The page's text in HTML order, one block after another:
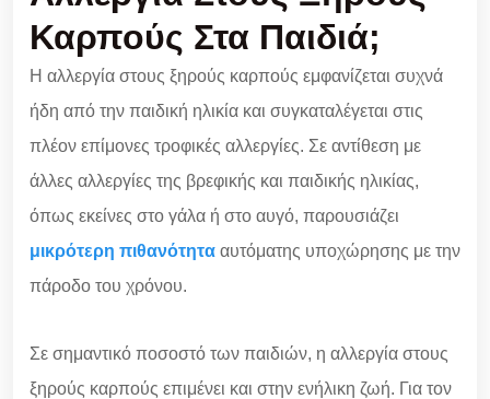
Καρπούς Στα Παιδιά;
Η αλλεργία στους ξηρούς καρπούς εμφανίζεται συχνά
ήδη από την παιδική ηλικία και συγκαταλέγεται στις
πλέον επίμονες τροφικές αλλεργίες. Σε αντίθεση με
άλλες αλλεργίες της βρεφικής και παιδικής ηλικίας,
όπως εκείνες στο γάλα ή στο αυγό, παρουσιάζει
μικρότερη πιθανότητα αυτόματης υποχώρησης με την
πάροδο του χρόνου.
Σε σημαντικό ποσοστό των παιδιών, η αλλεργία στους
ξηρούς καρπούς επιμένει και στην ενήλικη ζωή. Για τον